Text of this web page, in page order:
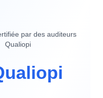
par des auditeurs
Qualiopi